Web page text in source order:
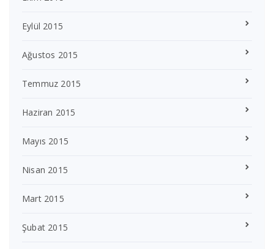
Eylül 2015
Ağustos 2015
Temmuz 2015
Haziran 2015
Mayıs 2015
Nisan 2015
Mart 2015
Şubat 2015